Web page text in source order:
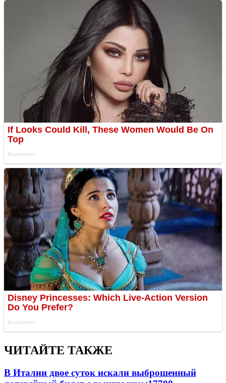
ЧИТАЙТЕ ТАКЖЕ
В Италии двое суток искали выброшенный